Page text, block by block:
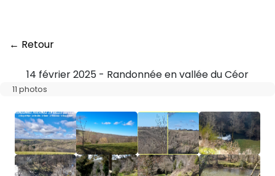
← Retour
14 février 2025 - Randonnée en vallée du Céor
11 photos